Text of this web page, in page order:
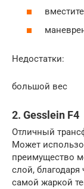
Недостатки:
большой вес
2. Gesslein F4
Отличный
Может
преимущество
слой,
самой жаркой